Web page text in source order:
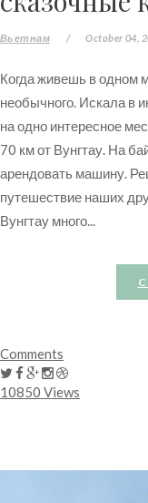
Вьетнам / October 04,
Когда живешь в одном
необычного. Искала в
на одно интересное
70 км от Вунгтау. На
арендовать машину.
путешествие наших
Вунгтау много...
Comments
10850 Views